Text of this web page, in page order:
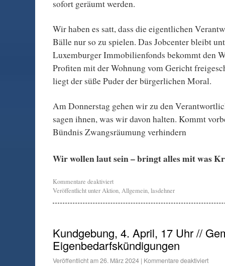
sofort geräumt werden.
Wir haben es satt, dass die eigentlichen
Bälle nur so zu spielen. Das Jobcenter bleibt
Luxemburger Immobilienfonds bekommt den
Profiten mit der Wohnung vom Gericht
liegt der süße Puder der bürgerlichen Moral.
Am Donnerstag gehen wir zu den
sagen ihnen, was wir davon halten. Kommt
Bündnis Zwangsräumung verhindern
Wir wollen laut sein – bringt alles mit was
Kommentare deaktiviert
Veröffentlicht unterAktion,Allgemein,lasdehner
Kundgebung, 4. April, 17 Uhr //
Eigenbedarfskündigungen
Veröffentlicht am26. März 2024 | Kommentare deaktiviert